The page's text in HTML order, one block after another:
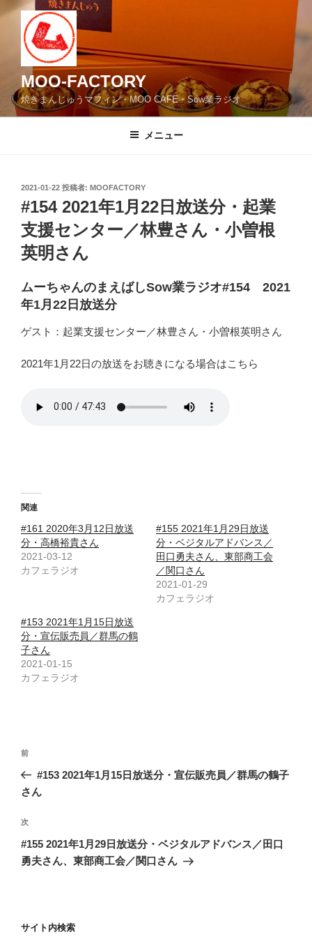
MOO-FACTORY
焼きまんじゅうマフィン・MOO CAFE・Sow業ラジオ
メニュー
投
稿
日:
2021-01-22 投稿者: MOOFACTORY
#154 2021年1月22日放送分・起業
支援センター／林豊さん・小曽根
英明さん
ムーちゃんのまえばしSow業ラジオ#154 2021
年1月22日放送分
ゲスト：起業支援センター／林豊さん・小曽根英明さん
2021年1月22日の放送をお聴きになる場合はこちら
関連
#161 2020年3月12日放送
分・高橋裕貴さん
2021-03-12
カフェラジオ
#155 2021年1月29日放送
分・ベジタルアドバンス／
田口勇夫さん、東部商工会
／関口さん
2021-01-29
カフェラジオ
#153 2021年1月15日放送
分・宣伝販売員／群馬の鶴
子さん
2021-01-15
カフェラジオ
投
ナ
ゲ
ー
シ
前
の
投
前
#153 2021年1月15日放送分・宣伝販売員／群馬の鶴子
さん
次
の
投
次
#155 2021年1月29日放送分・ベジタルアドバンス／田口
勇夫さん、東部商工会／関口さん
サイト内検索